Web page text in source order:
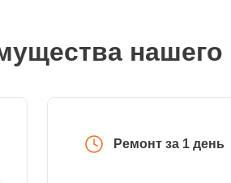
нашего
Ремонт за 1 день